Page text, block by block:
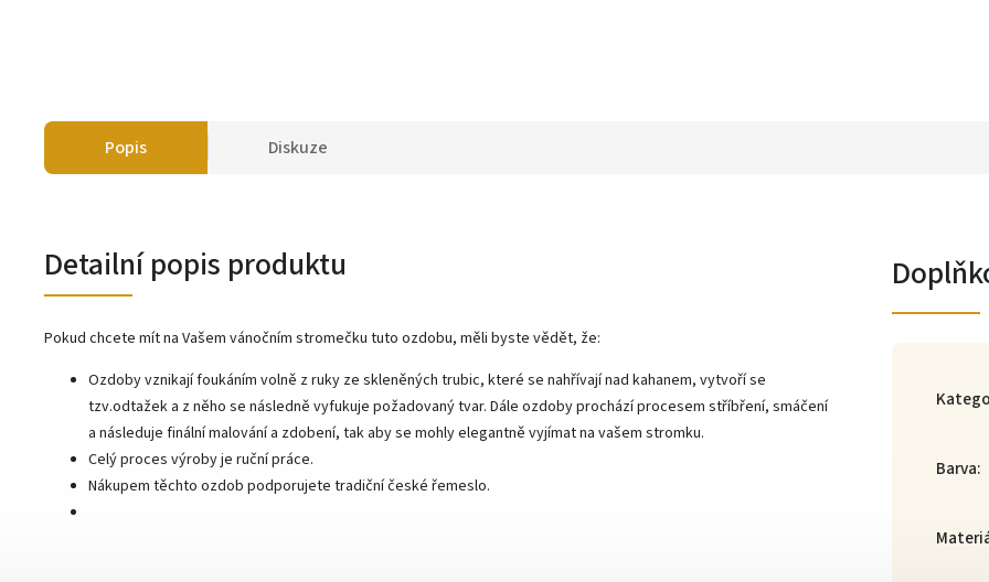
Popis Diskuze
Detailní popis produktu
Pokud chcete mít na Vašem vánočním stromečku tuto ozdobu, měli byste vědět, že:
Ozdoby vznikají foukáním volně z ruky ze skleněných trubic, které se nahřívají nad kahanem, vytvoří se
tzv.odtažek a z něho se následně vyfukuje požadovaný tvar. Dále ozdoby prochází procesem stříbření, smáčení
a následuje finální malování a zdobení, tak aby se mohly elegantně vyjímat na vašem stromku.
Celý proces výroby je ruční práce.
Nákupem těchto ozdob podporujete tradiční české řemeslo.
Barva: